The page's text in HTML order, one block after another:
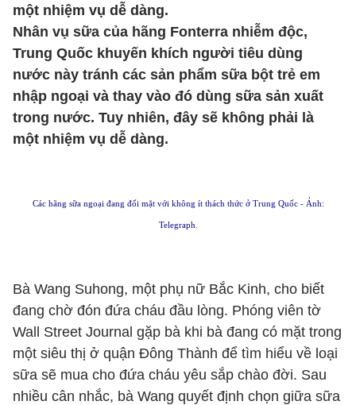
một nhiệm vụ dễ dàng.
Nhân vụ sữa của hãng Fonterra nhiễm độc,
Trung Quốc khuyến khích người tiêu dùng
nước này tránh các sản phẩm sữa bột trẻ em
nhập ngoại và thay vào đó dùng sữa sản xuất
trong nước. Tuy nhiên, đây sẽ không phải là
một nhiệm vụ dễ dàng.
Các hãng sữa ngoại đang đối mặt với không ít thách thức ở Trung Quốc - Ảnh:
Telegraph.
Bà Wang Suhong, một phụ nữ Bắc Kinh, cho biết
đang chờ đón đứa cháu đầu lòng. Phóng viên tờ
Wall Street Journal gặp bà khi bà đang có mặt trong
một siêu thị ở quận Đông Thành để tìm hiểu về loại
sữa sẽ mua cho đứa cháu yêu sắp chào đời. Sau
nhiều cân nhắc, bà Wang quyết định chọn giữa sữa